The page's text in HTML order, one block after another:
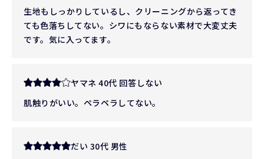
生地もしっかりしているし、クリーニングから返ってき
ても色落ちしてない。シワにもならない素材で大変丈夫
です。気に入ってます。
ヤマネ 40代 回答しない
肌触りがいい。ペラペラしてない。
だい 30代 男性